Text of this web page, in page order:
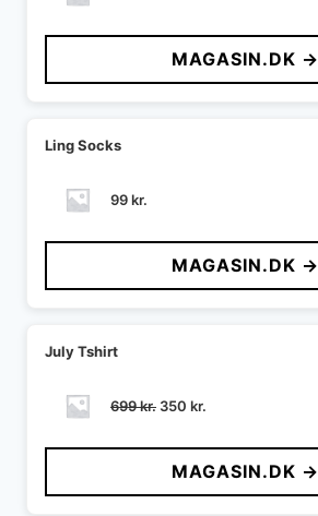
pris
var:
599 kr..
pris
er:
300 kr..
MAGASIN.DK →
Ling Socks
99kr.
MAGASIN.DK →
July Tshirt
699kr. Den
pris
var:
699 kr..
350 kr.
pris
er:
350 kr..
MAGASIN.DK →